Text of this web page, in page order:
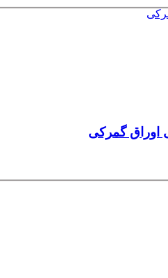
اوراق گمرکی